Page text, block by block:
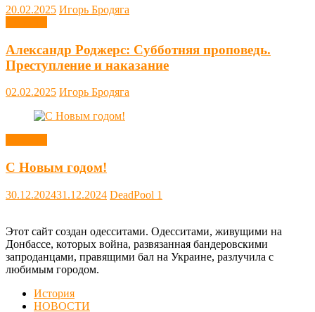
20.02.2025 Игорь Бродяга
Александр Роджерс: Субботняя проповедь.
Преступление и наказание
02.02.2025 Игорь Бродяга
С Новым годом!
30.12.202431.12.2024 DeadPool 1
Этот сайт создан одесситами. Одесситами, живущими на
Донбассе, которых война, развязанная бандеровскими
запроданцами, правящими бал на Украине, разлучила с
любимым городом.
История
НОВОСТИ